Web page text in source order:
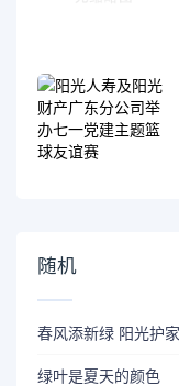
随机
绿叶是夏天的颜色